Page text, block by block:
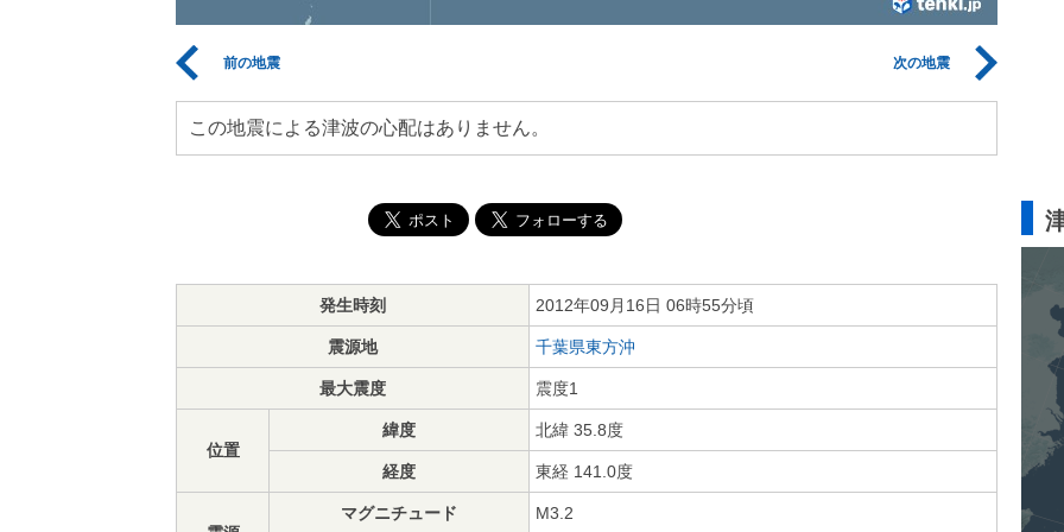
前の地震 次の地震
この地震による津波の心配はありません。
発生時刻 2012年09月16日 06時55分頃
震源地 千葉県東方沖
最大震度 震度1
位置
緯度 北緯 35.8度
経度 東経 141.0度
マグニチュード M3.2